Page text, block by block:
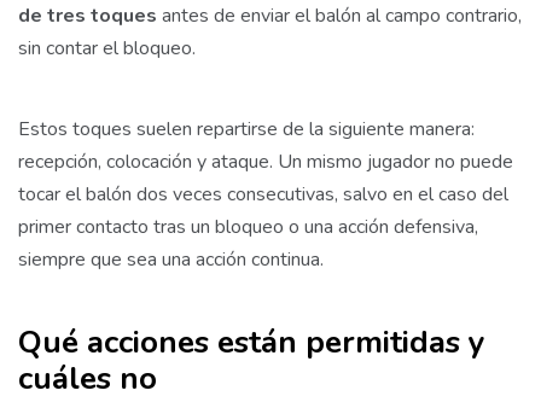
de tres toques antes de enviar el balón al campo contrario,
sin contar el bloqueo.
Estos toques suelen repartirse de la siguiente manera:
recepción, colocación y ataque. Un mismo jugador no puede
tocar el balón dos veces consecutivas, salvo en el caso del
primer contacto tras un bloqueo o una acción defensiva,
siempre que sea una acción continua.
Qué acciones están permitidas y
cuáles no